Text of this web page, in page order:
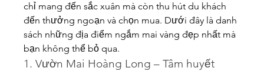
chỉ mang đến sắc xuân mà còn thu hút du khách
đến thưởng ngoạn và chọn mua. Dưới đây là danh
sách những địa điểm ngắm mai vàng đẹp nhất mà
bạn không thể bỏ qua.
1. Vườn Mai Hoàng Long – Tâm huyết